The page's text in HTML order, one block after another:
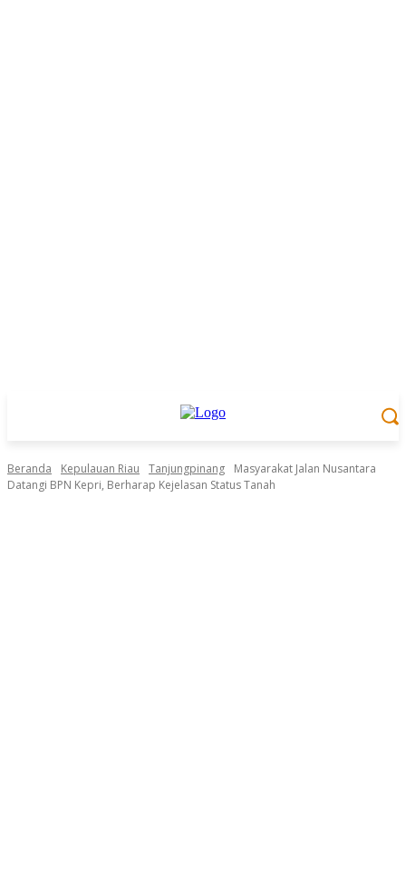
Beranda Kepulauan Riau Tanjungpinang
Masyarakat Jalan Nusantara
Datangi BPN Kepri, Berharap Kejelasan Status Tanah